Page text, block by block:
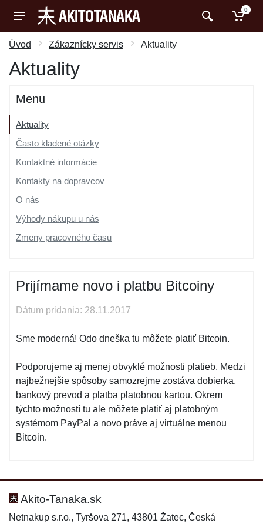
0
Úvod Zákaznícky servis Aktuality
Aktuality
Menu
Aktuality
Často kladené otázky
Kontaktné informácie
Kontakty na dopravcov
O nás
Výhody nákupu u nás
Zmeny pracovného času
Prijímame novo i platbu Bitcoiny
Dátum pridania: 28.11.2017
Sme moderná! Odo dneška tu môžete platiť Bitcoin.
Podporujeme aj menej obvyklé možnosti platieb. Medzi
najbežnejšie spôsoby samozrejme zostáva dobierka,
bankový prevod a platba platobnou kartou. Okrem
týchto možností tu ale môžete platiť aj platobným
systémom PayPal a novo práve aj virtuálne menou
Bitcoin.
Akito-Tanaka.sk
Netnakup s.r.o., Tyršova 271, 43801 Žatec, Česká